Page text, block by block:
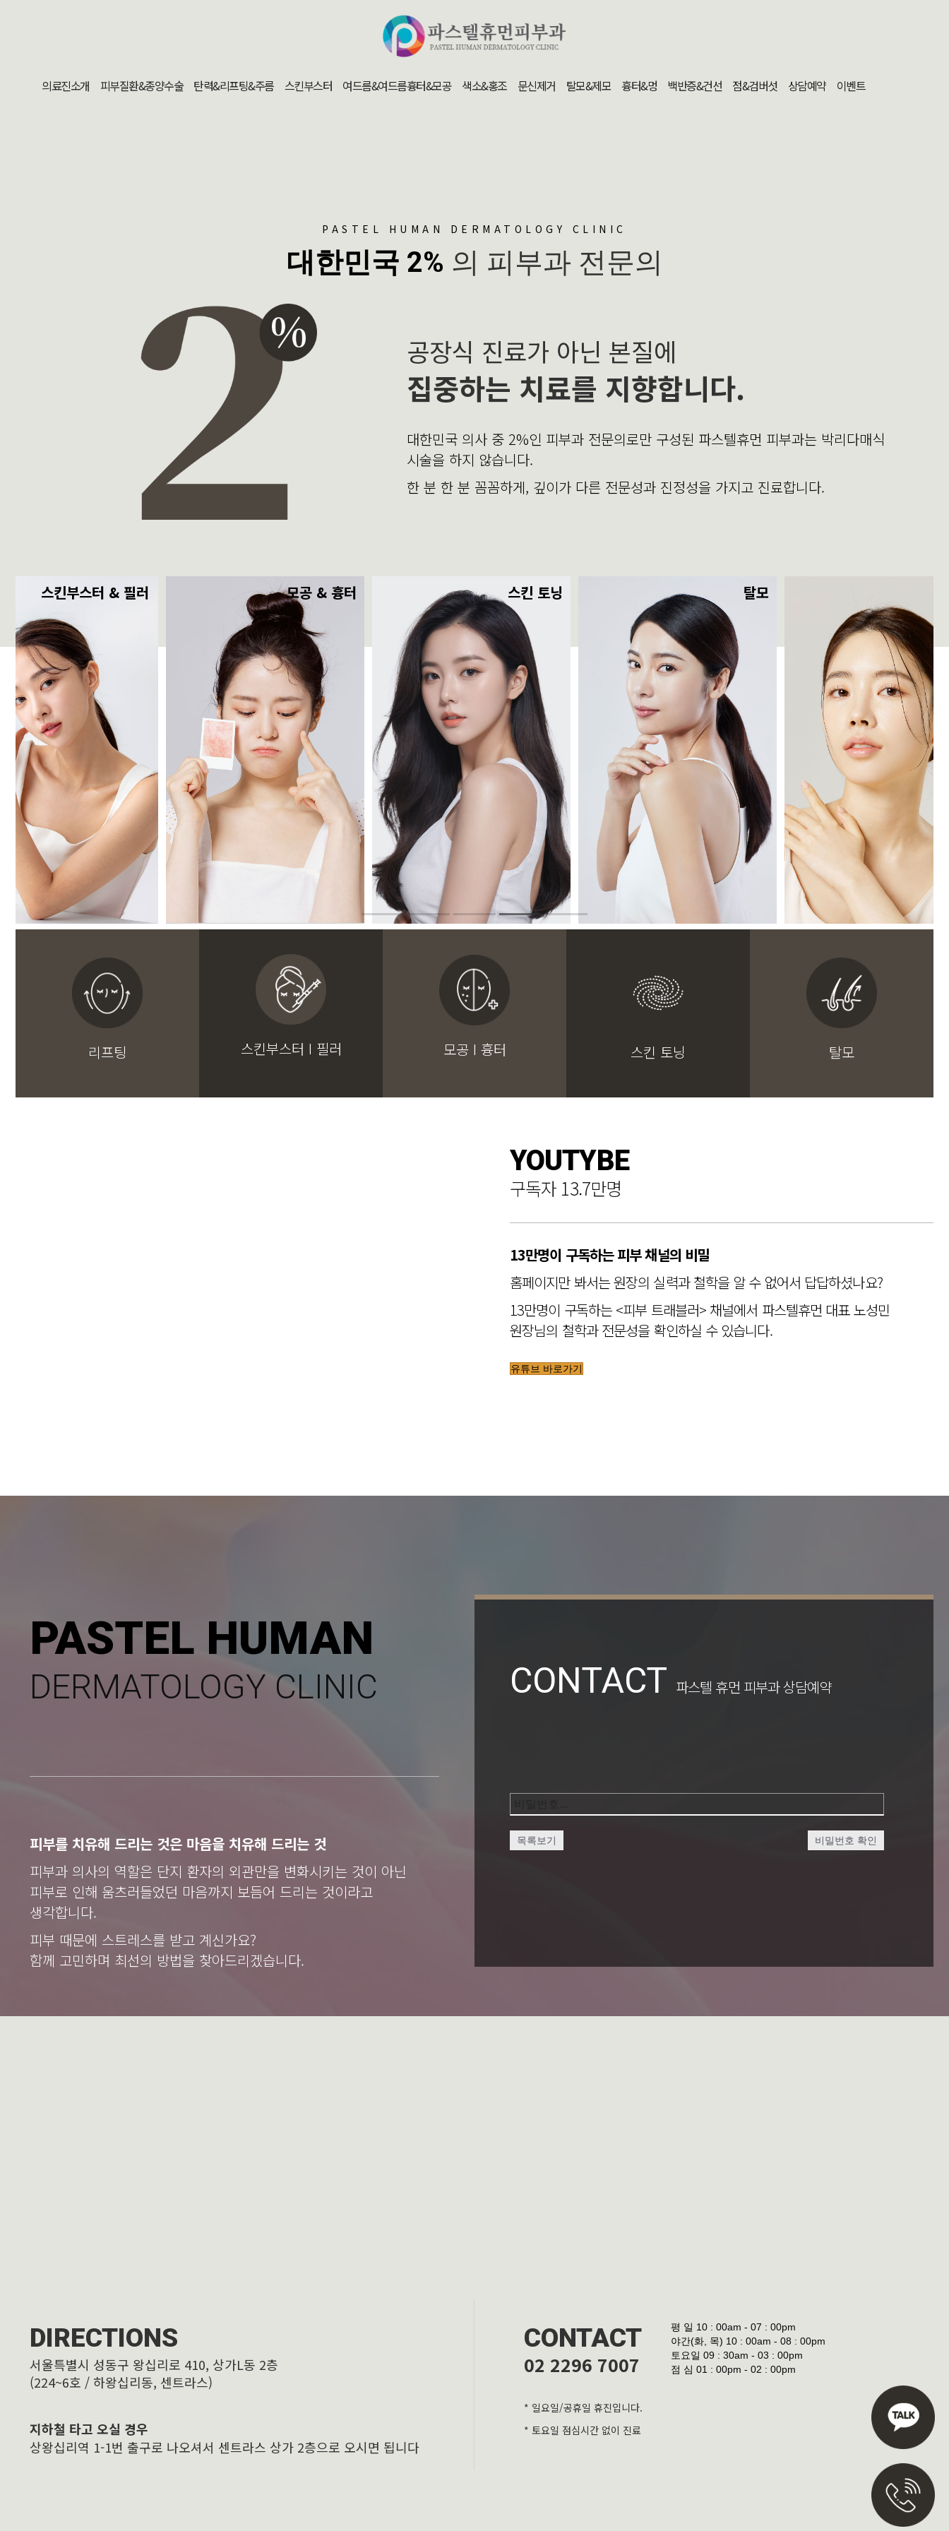
의료진소개 피부질환&종양수술 탄력&리프팅&주름 스킨부스터 여드름&여드름흉터&모공 색소&홍조 문신제거 탈모&제모 흉터&멍 백반증&건선 점&검버섯 상담예약 이벤트
PASTEL HUMAN DERMATOLOGY CLINIC
대한민국 2% 의 피부과 전문의
공장식 진료가 아닌 본질에
집중하는 치료를 지향합니다.
대한민국 의사 중 2%인 피부과 전문의로만 구성된 파스텔휴먼 피부과는 박리다매식
시술을 하지 않습니다.
한 분 한 분 꼼꼼하게, 깊이가 다른 전문성과 진정성을 가지고 진료합니다.
스킨부스터 & 필러 모공 & 흉터 스킨 토닝 탈모
리프팅 스킨부스터 I 필러 모공 I 흉터 스킨 토닝 탈모
YOUTYBE
구독자 13.7만명
13만명이 구독하는 피부 채널의 비밀
홈페이지만 봐서는 원장의 실력과 철학을 알 수 없어서 답답하셨나요?
13만명이 구독하는 <피부 트래블러> 채널에서 파스텔휴먼 대표 노성민
원장님의 철학과 전문성을 확인하실 수 있습니다.
유튜브 바로가기
PASTEL HUMAN
DERMATOLOGY CLINIC
피부를 치유해 드리는 것은 마음을 치유해 드리는 것
피부과 의사의 역할은 단지 환자의 외관만을 변화시키는 것이 아닌
피부로 인해 움츠러들었던 마음까지 보듬어 드리는 것이라고
생각합니다.
피부 때문에 스트레스를 받고 계신가요?
함께 고민하며 최선의 방법을 찾아드리겠습니다.
CONTACT 파스텔 휴먼 피부과 상담예약
목록보기 비밀번호 확인
DIRECTIONS
서울특별시 성동구 왕십리로 410, 상가L동 2층
(224~6호 / 하왕십리동, 센트라스)
지하철 타고 오실 경우
상왕십리역 1-1번 출구로 나오셔서 센트라스 상가 2층으로 오시면 됩니다
CONTACT
02 2296 7007
* 일요일/공휴일 휴진입니다.
* 토요일 점심시간 없이 진료
평 일 10 : 00am - 07 : 00pm
야간(화, 목) 10 : 00am - 08 : 00pm
토요일 09 : 30am - 03 : 00pm
점 심 01 : 00pm - 02 : 00pm